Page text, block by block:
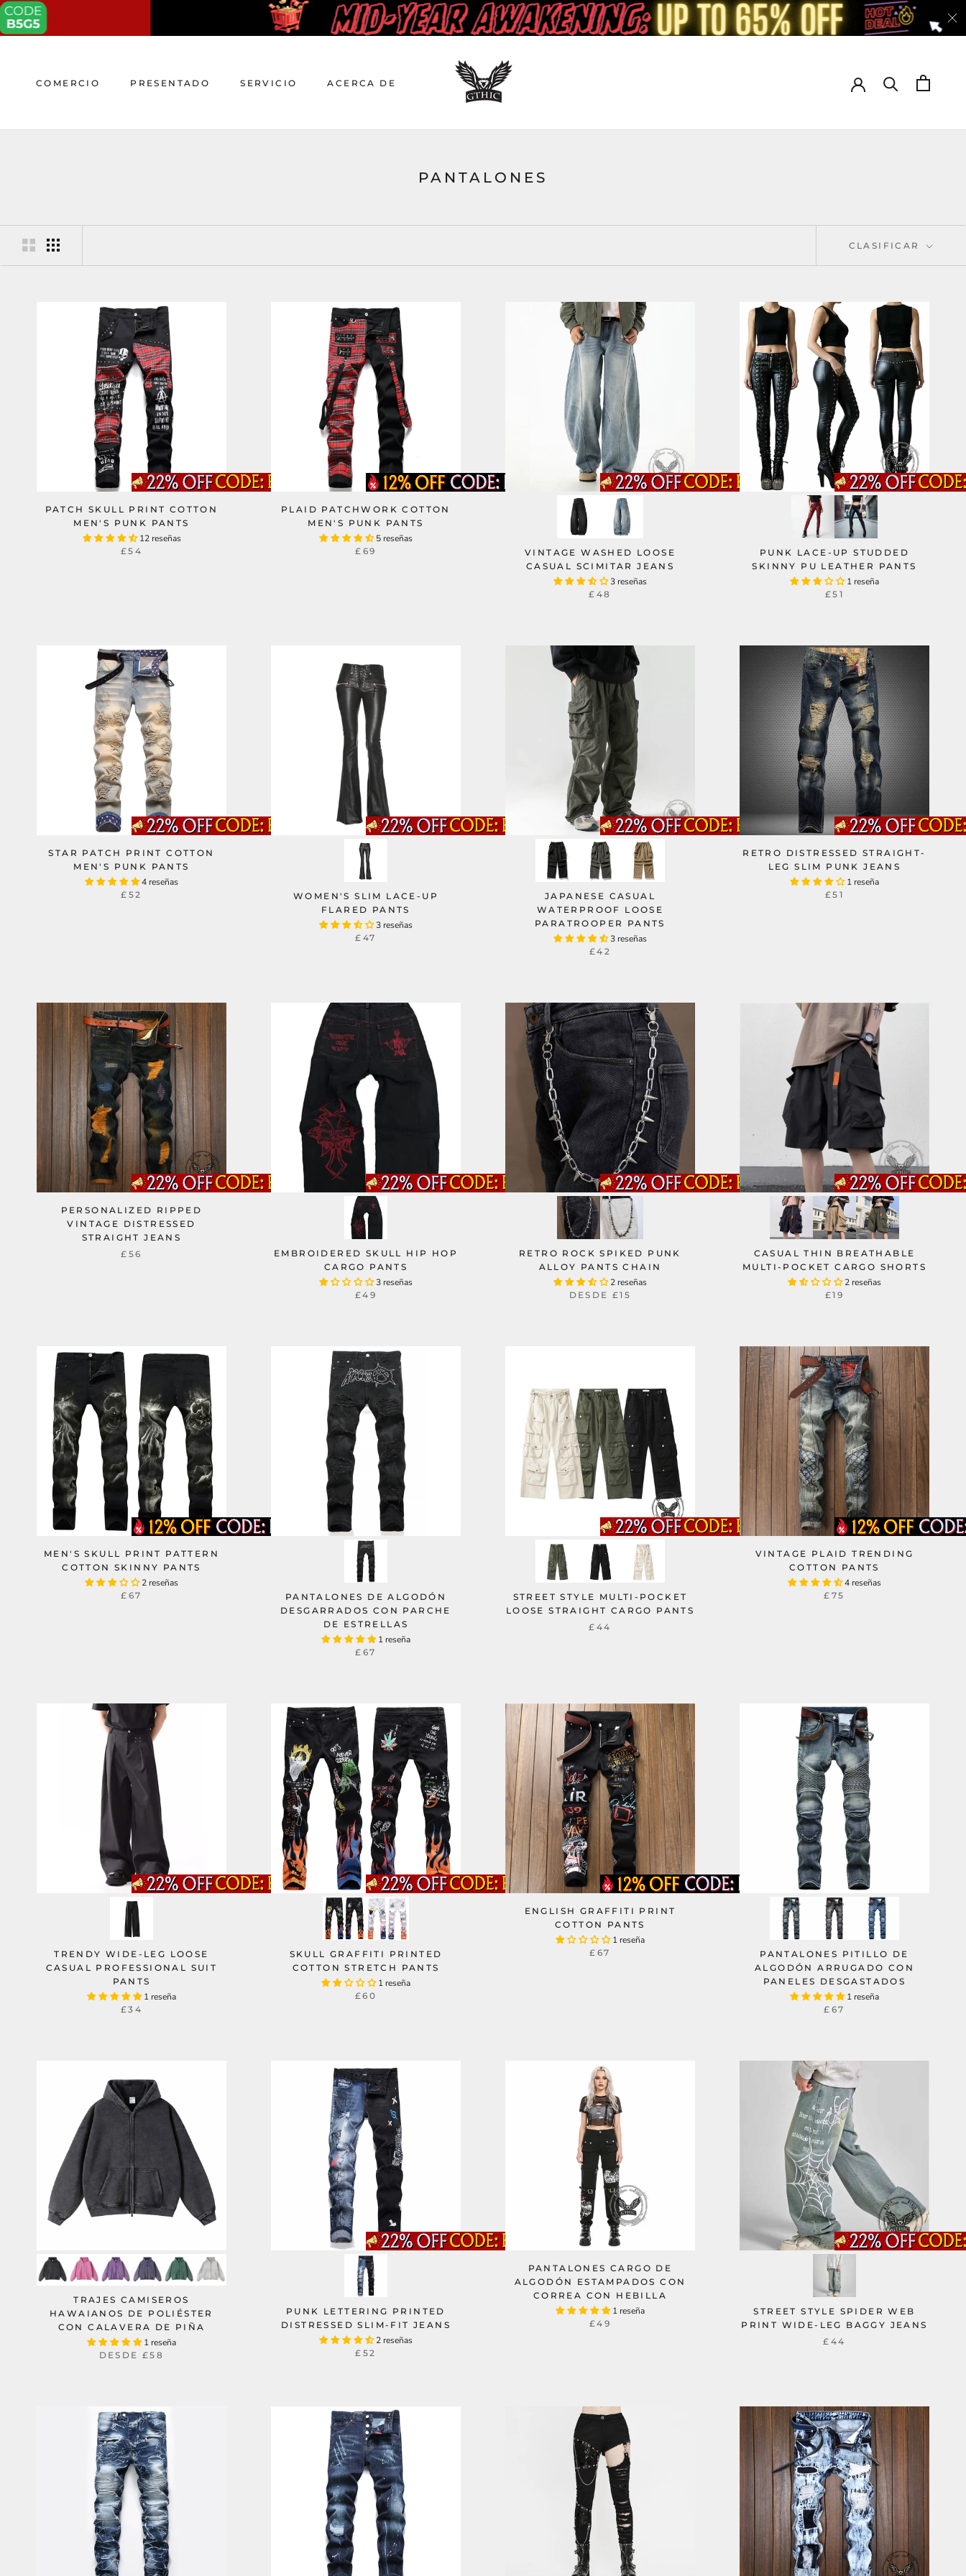
saltar
al
contenido
COMERCIO PRESENTADO SERVICIO ACERCA DE
PANTALONES
CLASIFICAR
PATCH SKULL PRINT COTTON
MEN'S PUNK PANTS
12 reseñas
£54
PLAID PATCHWORK COTTON
MEN'S PUNK PANTS
5 reseñas
£69
VINTAGE WASHED LOOSE
CASUAL SCIMITAR JEANS
3 reseñas
£48
PUNK LACE-UP STUDDED
SKINNY PU LEATHER PANTS
1 reseña
£51
STAR PATCH PRINT COTTON
MEN'S PUNK PANTS
4 reseñas
£52
WOMEN'S SLIM LACE-UP
FLARED PANTS
3 reseñas
£47
JAPANESE CASUAL
WATERPROOF LOOSE
PARATROOPER PANTS
3 reseñas
£42
RETRO DISTRESSED STRAIGHT-
LEG SLIM PUNK JEANS
1 reseña
£51
PERSONALIZED RIPPED
VINTAGE DISTRESSED
STRAIGHT JEANS
£56
EMBROIDERED SKULL HIP HOP
CARGO PANTS
3 reseñas
£49
RETRO ROCK SPIKED PUNK
ALLOY PANTS CHAIN
2 reseñas
DESDE£15
CASUAL THIN BREATHABLE
MULTI-POCKET CARGO SHORTS
2 reseñas
£19
MEN'S SKULL PRINT PATTERN
COTTON SKINNY PANTS
2 reseñas
£67
PANTALONES DE ALGODÓN
DESGARRADOS CON PARCHE
DE ESTRELLAS
1 reseña
£67
STREET STYLE MULTI-POCKET
LOOSE STRAIGHT CARGO PANTS
£44
VINTAGE PLAID TRENDING
COTTON PANTS
4 reseñas
£75
TRENDY WIDE-LEG LOOSE
CASUAL PROFESSIONAL SUIT
PANTS
1 reseña
£34
SKULL GRAFFITI PRINTED
COTTON STRETCH PANTS
1 reseña
£60
ENGLISH GRAFFITI PRINT
COTTON PANTS
1 reseña
£67
PANTALONES PITILLO DE
ALGODÓN ARRUGADO CON
PANELES DESGASTADOS
1 reseña
£67
TRAJES CAMISEROS
HAWAIANOS DE POLIÉSTER
CON CALAVERA DE PIÑA
1 reseña
DESDE£58
PUNK LETTERING PRINTED
DISTRESSED SLIM-FIT JEANS
2 reseñas
£52
PANTALONES CARGO DE
ALGODÓN ESTAMPADOS CON
CORREA CON HEBILLA
1 reseña
£49
STREET STYLE SPIDER WEB
PRINT WIDE-LEG BAGGY JEANS
£44